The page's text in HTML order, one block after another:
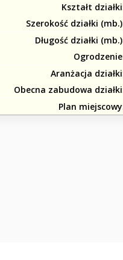
Kształt działki
Szerokość działki (mb.)
Długość działki (mb.)
Ogrodzenie
Aranżacja działki
Obecna zabudowa działki
Plan miejscowy